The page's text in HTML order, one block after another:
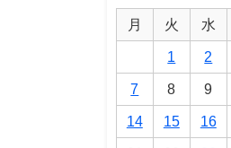
月 火 水
1 2
7 8 9
14 15 16